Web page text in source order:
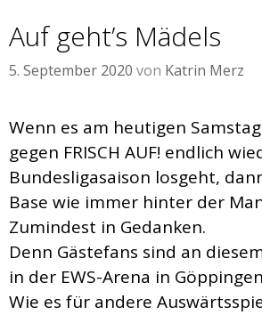
Auf geht’s Mädels
5. September 2020 von Katrin Merz
Wenn es am heutigen
gegen FRISCH AUF! endlich
Bundesligasaison losgeht,
Base wie immer hinter der
Zumindest in Gedanken.
Denn Gästefans sind an
in der EWS-Arena in
Wie es für andere